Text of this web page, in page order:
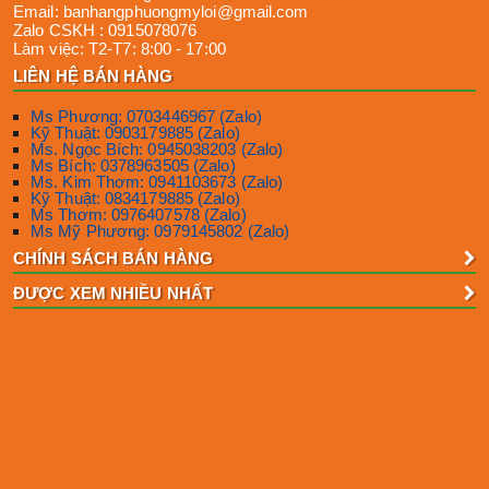
Email: banhangphuongmyloi@gmail.com
Zalo CSKH :0915078076
Làm việc: T2-T7: 8:00 - 17:00
LIÊN HỆ BÁN HÀNG
Ms Phương: 0703446967 (Zalo)
Kỹ Thuật: 0903179885 (Zalo)
Ms. Ngọc Bích: 0945038203 (Zalo)
Ms Bích: 0378963505 (Zalo)
Ms. Kim Thơm: 0941103673 (Zalo)
Kỹ Thuật: 0834179885 (Zalo)
Ms Thơm: 0976407578 (Zalo)
Ms Mỹ Phương: 0979145802 (Zalo)
CHÍNH SÁCH BÁN HÀNG
ĐƯỢC XEM NHIỀU NHẤT